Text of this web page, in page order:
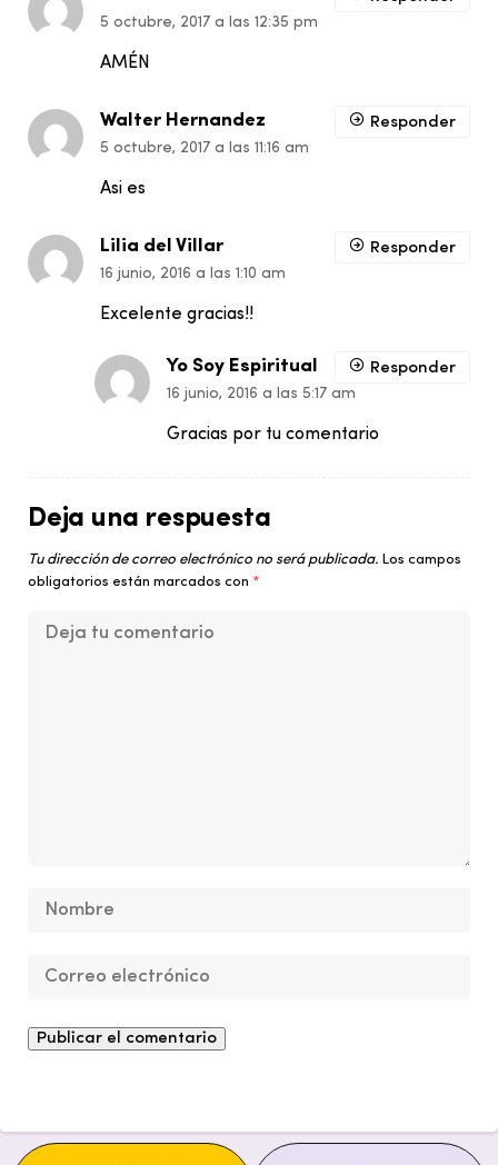
5 octubre, 2017 a las 12:35 pm
AMÉN
Walter Hernandez
5 octubre, 2017 a las 11:16 am
Asi es
Responder
Lilia del Villar
16 junio, 2016 a las 1:10 am
Excelente gracias!!
Responder
Yo Soy Espiritual
16 junio, 2016 a las 5:17 am
Gracias por tu comentario
Responder
Deja una respuesta
Tu dirección de correo electrónico no será publicada. Los campos
obligatorios están marcados con *